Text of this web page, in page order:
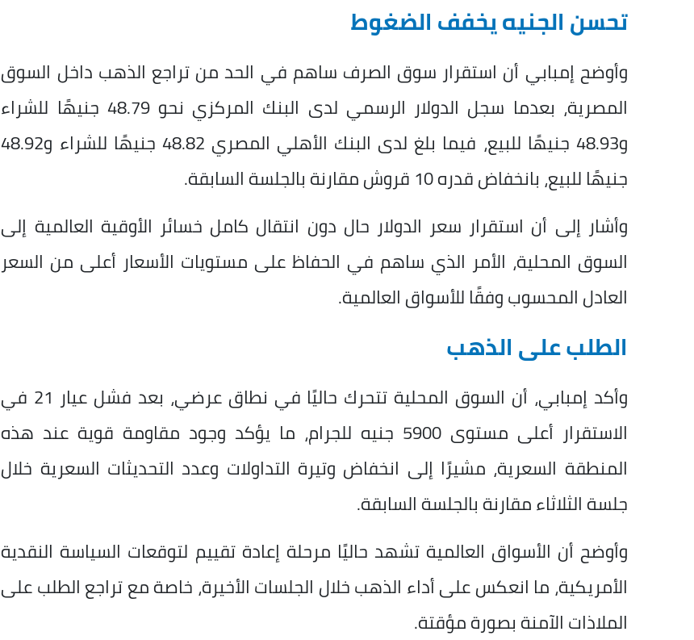
تحسن الجنيه يخفف الضغوط
وأوضح إمبابي أن استقرار سوق الصرف ساهم في الحد من تراجع الذهب داخل السوق
المصرية، بعدما سجل الدولار الرسمي لدى البنك المركزي نحو 48.79 جنيهًا للشراء
و48.93 جنيهًا للبيع، فيما بلغ لدى البنك الأهلي المصري 48.82 جنيهًا للشراء و48.92
جنيهًا للبيع، بانخفاض قدره 10 قروش مقارنة بالجلسة السابقة.
وأشار إلى أن استقرار سعر الدولار حال دون انتقال كامل خسائر الأوقية العالمية إلى
السوق المحلية، الأمر الذي ساهم في الحفاظ على مستويات الأسعار أعلى من السعر
العادل المحسوب وفقًا للأسواق العالمية.
الطلب على الذهب
وأكد إمبابي، أن السوق المحلية تتحرك حاليًا في نطاق عرضي، بعد فشل عيار 21 في
الاستقرار أعلى مستوى 5900 جنيه للجرام، ما يؤكد وجود مقاومة قوية عند هذه
المنطقة السعرية، مشيرًا إلى انخفاض وتيرة التداولات وعدد التحديثات السعرية خلال
جلسة الثلاثاء مقارنة بالجلسة السابقة.
وأوضح أن الأسواق العالمية تشهد حاليًا مرحلة إعادة تقييم لتوقعات السياسة النقدية
الأمريكية، ما انعكس على أداء الذهب خلال الجلسات الأخيرة، خاصة مع تراجع الطلب على
الملاذات الآمنة بصورة مؤقتة.